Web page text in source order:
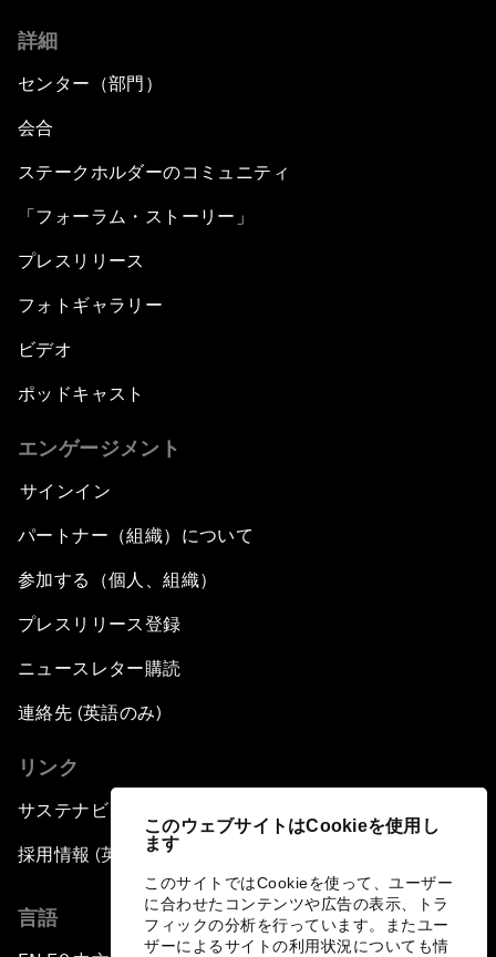
このウェブサイトはCookieを使用し
ます
このサイトではCookieを使って、ユーザー
に合わせたコンテンツや広告の表示、トラ
フィックの分析を行っています。またユー
ザーによるサイトの利用状況についても情
詳細
センター（部門）
会合
ステークホルダーのコミュニティ
「フォーラム・ストーリー」
プレスリリース
フォトギャラリー
ビデオ
ポッドキャスト
エンゲージメント
サインイン
パートナー（組織）について
参加する（個人、組織）
プレスリリース登録
ニュースレター購読
連絡先 (英語のみ)
リンク
サステナビリティへの取り組み
採用情報 (英語のみ)
言語